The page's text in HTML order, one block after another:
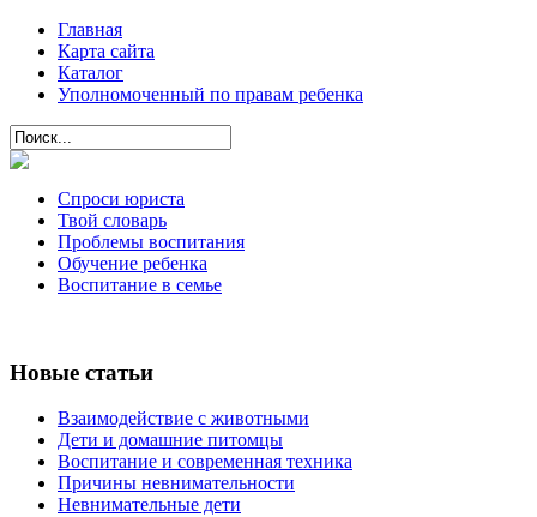
Главная
Карта сайта
Каталог
Уполномоченный по правам ребенка
Спроси юриста
Твой словарь
Проблемы воспитания
Обучение ребенка
Воспитание в семье
Новые статьи
Взаимодействие с животными
Дети и домашние питомцы
Воспитание и современная техника
Причины невнимательности
Невнимательные дети